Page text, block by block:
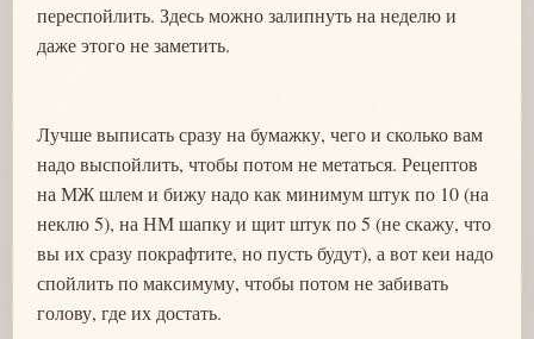
переспойлить. Здесь можно залипнуть на неделю и
даже этого не заметить.
Лучше выписать сразу на бумажку, чего и сколько вам
надо выспойлить, чтобы потом не метаться. Рецептов
на МЖ шлем и бижу надо как минимум штук по 10 (на
неклю 5), на НМ шапку и щит штук по 5 (не скажу, что
вы их сразу покрафтите, но пусть будут), а вот кеи надо
спойлить по максимуму, чтобы потом не забивать
голову, где их достать.